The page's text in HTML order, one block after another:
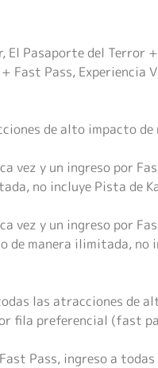
Pasaporte del Terror
Pass, Experiencia
de alto impacto
vez y un ingreso por
no incluye Pista de
vez y un ingreso por
manera ilimitada, no
las atracciones de
fila preferencial (fast
Pass, ingreso a